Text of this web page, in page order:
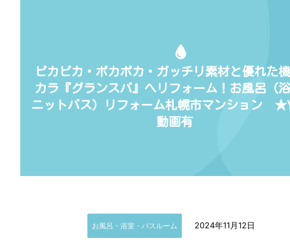
ピカピカ・ポカポカ・ガッチリ素材と優れた
カラ『グランスパ』へリフォーム！お風呂（
ニットバス）リフォーム札幌市マンション
動画有
お風呂・浴室・バスルーム 2024年11月12日